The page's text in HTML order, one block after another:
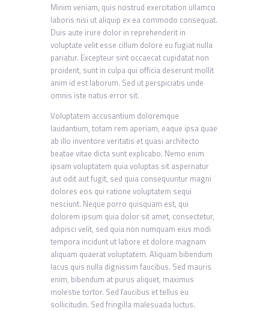
Minim veniam, quis nostrud exercitation ullamco
laboris nisi ut aliquip ex ea commodo consequat.
Duis aute irure dolor in reprehenderit in
voluptate velit esse cillum dolore eu fugiat nulla
pariatur. Excepteur sint occaecat cupidatat non
proident, sunt in culpa qui officia deserunt mollit
anim id est laborum. Sed ut perspiciatis unde
omnis iste natus error sit.
Voluptatem accusantium doloremque
laudantium, totam rem aperiam, eaque ipsa quae
ab illo inventore veritatis et quasi architecto
beatae vitae dicta sunt explicabo. Nemo enim
ipsam voluptatem quia voluptas sit aspernatur
aut odit aut fugit, sed quia consequuntur magni
dolores eos qui ratione voluptatem sequi
nesciunt. Neque porro quisquam est, qui
dolorem ipsum quia dolor sit amet, consectetur,
adipisci velit, sed quia non numquam eius modi
tempora incidunt ut labore et dolore magnam
aliquam quaerat voluptatem. Aliquam bibendum
lacus quis nulla dignissim faucibus. Sed mauris
enim, bibendum at purus aliquet, maximus
molestie tortor. Sed faucibus et tellus eu
sollicitudin. Sed fringilla malesuada luctus.